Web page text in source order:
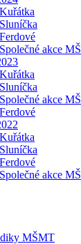
Kuřátka
Sluníčka
Ferdové
Společné akce MŠ
Kuřátka
Sluníčka
Společné akce MŠ
Ferdové
Kuřátka
Sluníčka
Ferdové
Společné akce MŠ
MŠMT